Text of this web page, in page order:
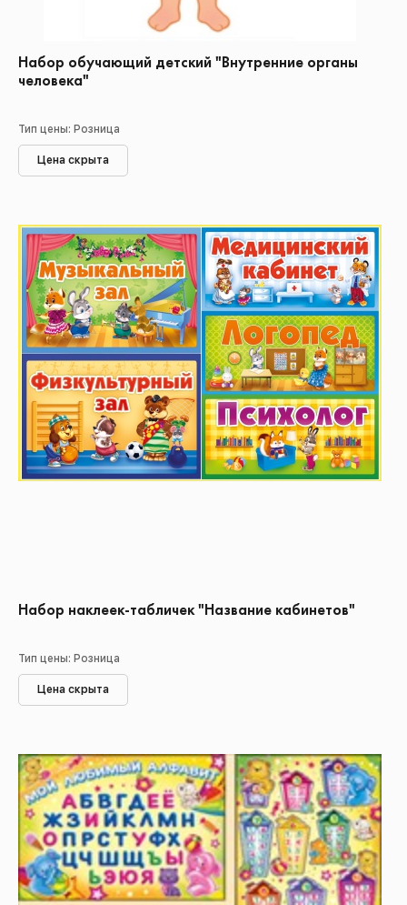
Набор обучающий детский "Внутренние органы
человека"
Тип цены: Розница
Цена скрыта
Набор наклеек-табличек "Название кабинетов"
Тип цены: Розница
Цена скрыта